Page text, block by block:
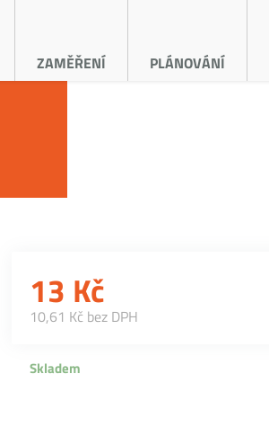
ZAMĚŘENÍ PLÁNOVÁNÍ
13 Kč
10,61 Kč bez DPH
Skladem